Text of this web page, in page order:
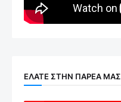
ΕΛΑΤΕ ΣΤΗΝ ΠΑΡΕΑ ΜΑΣ